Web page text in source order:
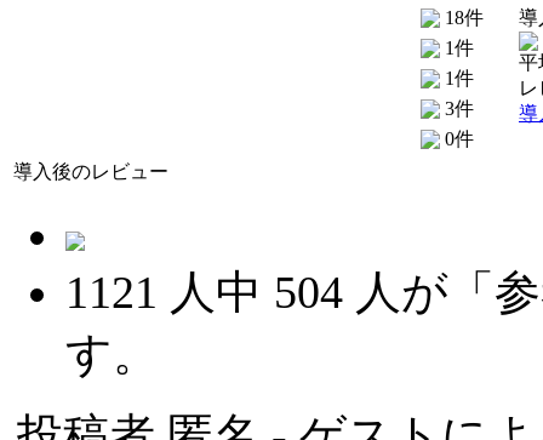
18件
1件
1件
3件
0件
導
平
導
導入後のレビュー
1121 人中 504 人が「
す。